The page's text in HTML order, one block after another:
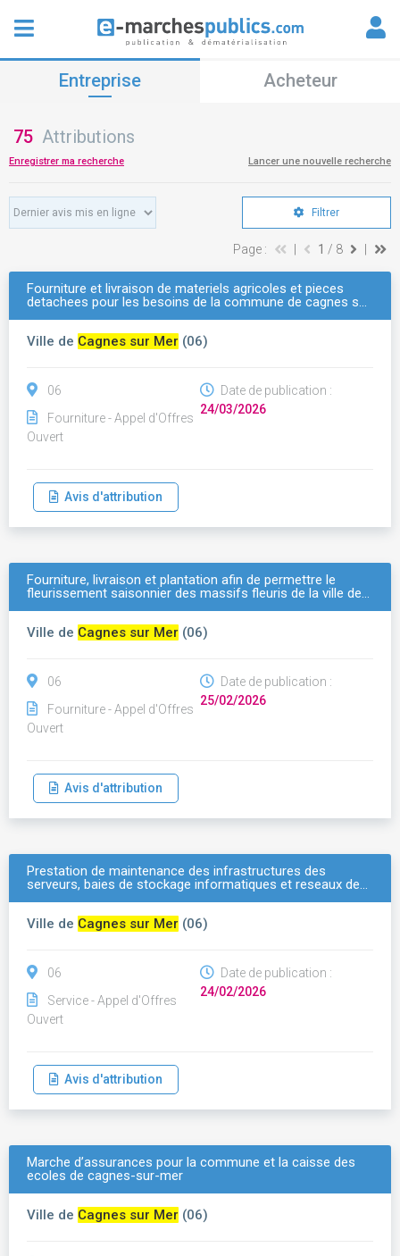
Entreprise Acheteur
75 Attributions
Enregistrer ma recherche Lancer une nouvelle recherche
Filtrer
Page : 1 / 8
Fourniture et livraison de materiels agricoles et pieces
detachees pour les besoins de la commune de cagnes s…
Ville de Cagnes sur Mer (06)
06
Fourniture - Appel d'Offres
Ouvert
Date de publication :
24/03/2026
Avis d'attribution
Fourniture, livraison et plantation afin de permettre le
fleurissement saisonnier des massifs fleuris de la ville de…
Ville de Cagnes sur Mer (06)
06
Fourniture - Appel d'Offres
Ouvert
Date de publication :
25/02/2026
Avis d'attribution
Prestation de maintenance des infrastructures des
serveurs, baies de stockage informatiques et reseaux de…
Ville de Cagnes sur Mer (06)
06
Service - Appel d'Offres
Ouvert
Date de publication :
24/02/2026
Avis d'attribution
Marche d’assurances pour la commune et la caisse des
ecoles de cagnes-sur-mer
Ville de Cagnes sur Mer (06)